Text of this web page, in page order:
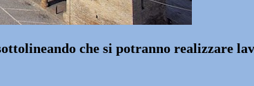
che si potranno realizzare